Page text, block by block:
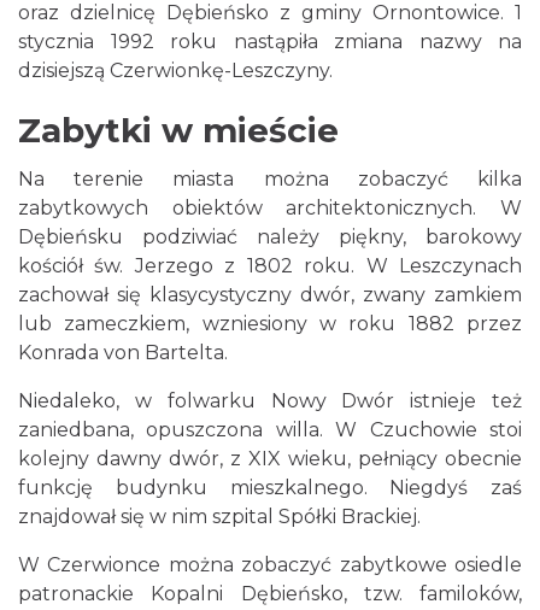
oraz dzielnicę Dębieńsko z gminy Ornontowice. 1
stycznia 1992 roku nastąpiła zmiana nazwy na
dzisiejszą Czerwionkę-Leszczyny.
Zabytki w mieście
Na terenie miasta można zobaczyć kilka
zabytkowych obiektów architektonicznych. W
Dębieńsku podziwiać należy piękny, barokowy
kościół św. Jerzego z 1802 roku. W Leszczynach
zachował się klasycystyczny dwór, zwany zamkiem
lub zameczkiem, wzniesiony w roku 1882 przez
Konrada von Bartelta.
Niedaleko, w folwarku Nowy Dwór istnieje też
zaniedbana, opuszczona willa. W Czuchowie stoi
kolejny dawny dwór, z XIX wieku, pełniący obecnie
funkcję budynku mieszkalnego. Niegdyś zaś
znajdował się w nim szpital Spółki Brackiej.
W Czerwionce można zobaczyć zabytkowe osiedle
patronackie Kopalni Dębieńsko, tzw. familoków,